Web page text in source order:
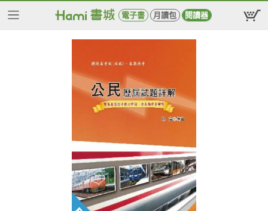
電子書 月讀包 閱讀器